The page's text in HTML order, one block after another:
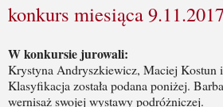
konkurs miesiąca
W konkursie jurowali:
Krystyna Andryszkiewicz, Maciej Kostun
Klasyfikacja została podana poniżej.
wernisaż swojej wystawy podróżniczej.